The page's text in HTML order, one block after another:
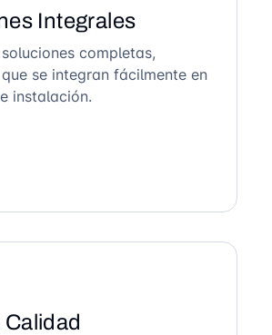
Integrales
completas,
se integran fácilmente en
instalación.